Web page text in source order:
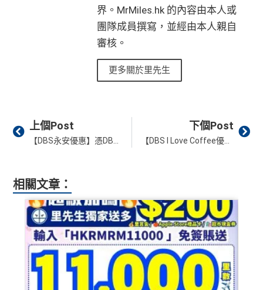
界。MrMiles.hk 的內容由本人或
團隊成員撰寫，並經由本人親自
審核。
更多關於里先生
Prev
上個Post 下個Post
【DBS I Love Coffee優惠】以DBS信用卡於全港指定咖啡店簽賬滿HK$25或以上 (包括購買咖啡、飲品或輕便美食)，即獲印花一個，
相關文章：